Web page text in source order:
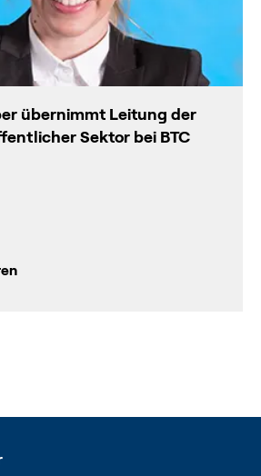
übernimmt Leitung der
Sektor bei BTC